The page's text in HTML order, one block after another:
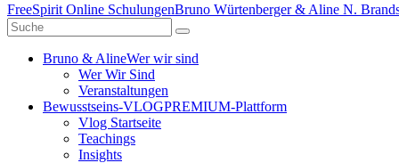
FreeSpirit Online SchulungenBruno Würtenberger & Aline N.
Bruno & AlineWer wir sind
Wer Wir Sind
Veranstaltungen
Bewusstseins-VLOGPREMIUM-Plattform
Vlog Startseite
Teachings
Insights